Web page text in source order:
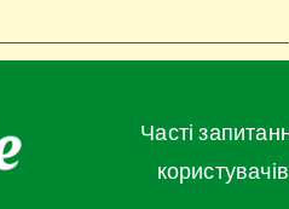
Часті запитання
користувачів